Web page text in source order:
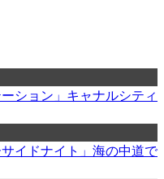
ション」キャナルシティ
イドナイト」海の中道で